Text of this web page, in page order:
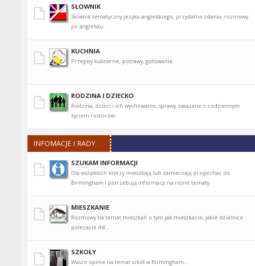
SŁOWNIK
Słownik tematyczny jezyka angielskiego, przydatne zdania, rozmowy
po angielsku.
KUCHNIA
Przepisy kulinarne, potrawy, gotowanie.
RODZINA I DZIECKO
Rodzina, dzieci i ich wychowanie, sprawy związane z codziennym
życiem rodziców.
INFOMACJE I RADY
SZUKAM INFORMACJI
Dla wszysktich którzy mieszkają lub zamierzają przyjechac do
Birmingham i potrzebują informacji na różne tematy
MIESZKANIE
Rozmowy na temat mieszkań o tym jak mieszkacie, jakie dzielnice
polecacie itd...
SZKOŁY
Wasze opinie na temat szkół w Birmingham...